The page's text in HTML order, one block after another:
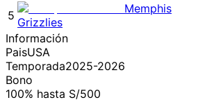
5
Memphis
Grizzlies
Información
PaisUSA
Temporada2025-2026
Bono
100% hasta S/500